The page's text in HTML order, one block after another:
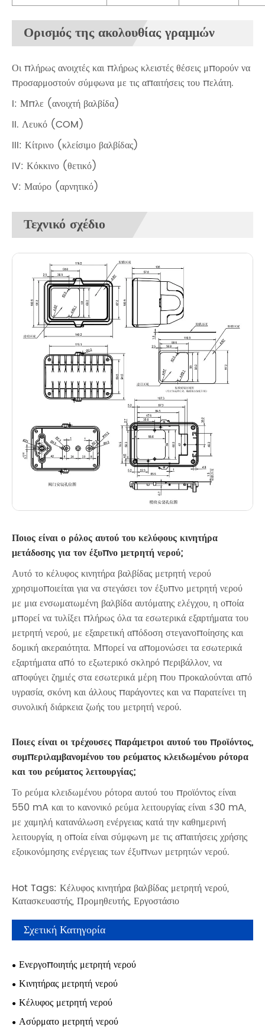
Ορισμός της ακολουθίας γραμμών
Οι πλήρως ανοιχτές και πλήρως κλειστές θέσεις μπορούν να
προσαρμοστούν σύμφωνα με τις απαιτήσεις του πελάτη.
I: Μπλε (ανοιχτή βαλβίδα)
II. Λευκό (COM)
III: Κίτρινο (κλείσιμο βαλβίδας)
IV: Κόκκινο (θετικό)
V: Μαύρο (αρνητικό)
Τεχνικό σχέδιο
Ποιος είναι ο ρόλος αυτού του κελύφους κινητήρα
μετάδοσης για τον έξυπνο μετρητή νερού;
Αυτό το κέλυφος κινητήρα βαλβίδας μετρητή νερού
χρησιμοποιείται για να στεγάσει τον έξυπνο μετρητή νερού
με μια ενσωματωμένη βαλβίδα αυτόματης ελέγχου, η οποία
μπορεί να τυλίξει πλήρως όλα τα εσωτερικά εξαρτήματα του
μετρητή νερού, με εξαιρετική απόδοση στεγανοποίησης και
δομική ακεραιότητα. Μπορεί να απομονώσει τα εσωτερικά
εξαρτήματα από το εξωτερικό σκληρό περιβάλλον, να
αποφύγει ζημιές στα εσωτερικά μέρη που προκαλούνται από
υγρασία, σκόνη και άλλους παράγοντες και να παρατείνει τη
συνολική διάρκεια ζωής του μετρητή νερού.
Ποιες είναι οι τρέχουσες παράμετροι αυτού του προϊόντος,
συμπεριλαμβανομένου του ρεύματος κλειδωμένου ρότορα
και του ρεύματος λειτουργίας;
Το ρεύμα κλειδωμένου ρότορα αυτού του προϊόντος είναι
550 mA και το κανονικό ρεύμα λειτουργίας είναι ≤30 mA,
με χαμηλή κατανάλωση ενέργειας κατά την καθημερινή
λειτουργία, η οποία είναι σύμφωνη με τις απαιτήσεις χρήσης
εξοικονόμησης ενέργειας των έξυπνων μετρητών νερού.
Hot Tags: Κέλυφος κινητήρα βαλβίδας μετρητή νερού,
Κατασκευαστής, Προμηθευτής, Εργοστάσιο
Σχετική Κατηγορία
Ενεργοποιητής μετρητή νερού
Κινητήρας μετρητή νερού
Κέλυφος μετρητή νερού
Ασύρματο μετρητή νερού